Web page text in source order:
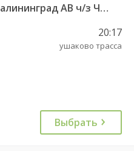
583 Чернышевское п. — Калининград АВ ч/з Черняховск АС
20:17
ушаково трасса
Выбрать